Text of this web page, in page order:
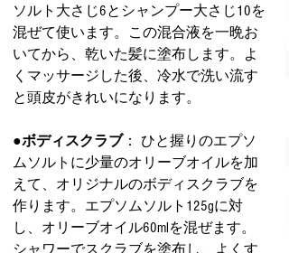
ソルト大さじ6とシャンプー大さじ10を
混ぜて使います。この混合液を一晩お
いてから、乾いた髪に塗布します。よ
くマッサージした後、冷水で洗い流す
と頭皮がきれいになります。
●ボディスクラブ： ひと握りのエプソ
ムソルトに少量のオリーブオイルを加
えて、オリジナルのボディスクラブを
作ります。エプソムソルト125gに対
し、オリーブオイル60mlを混ぜます。
シャワーでスクラブを塗布し、よくす